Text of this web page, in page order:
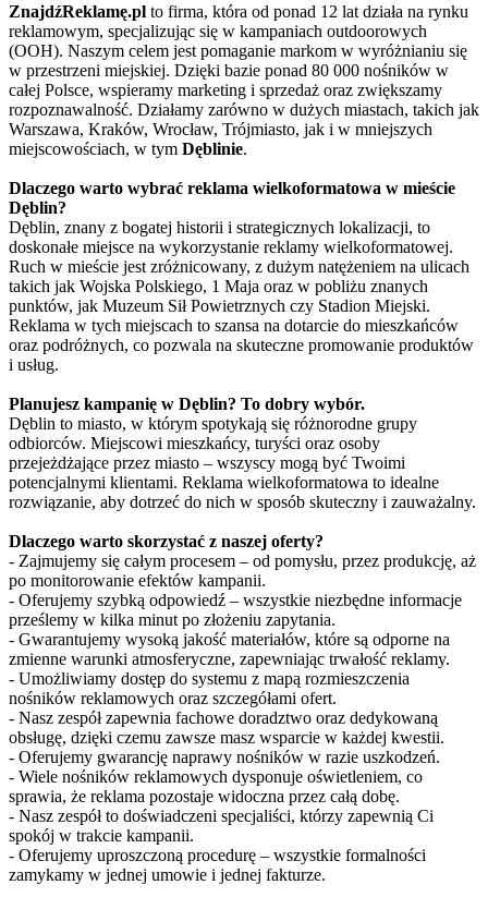
ZnajdźReklamę.pl to firma, która od ponad 12 lat działa na rynku
reklamowym, specjalizując się w kampaniach outdoorowych
(OOH). Naszym celem jest pomaganie markom w wyróżnianiu się
w przestrzeni miejskiej. Dzięki bazie ponad 80 000 nośników w
całej Polsce, wspieramy marketing i sprzedaż oraz zwiększamy
rozpoznawalność. Działamy zarówno w dużych miastach, takich jak
Warszawa, Kraków, Wrocław, Trójmiasto, jak i w mniejszych
miejscowościach, w tym Dęblinie.
Dlaczego warto wybrać reklama wielkoformatowa w mieście
Dęblin?
Dęblin, znany z bogatej historii i strategicznych lokalizacji, to
doskonałe miejsce na wykorzystanie reklamy wielkoformatowej.
Ruch w mieście jest zróżnicowany, z dużym natężeniem na ulicach
takich jak Wojska Polskiego, 1 Maja oraz w pobliżu znanych
punktów, jak Muzeum Sił Powietrznych czy Stadion Miejski.
Reklama w tych miejscach to szansa na dotarcie do mieszkańców
oraz podróżnych, co pozwala na skuteczne promowanie produktów
i usług.
Planujesz kampanię w Dęblin? To dobry wybór.
Dęblin to miasto, w którym spotykają się różnorodne grupy
odbiorców. Miejscowi mieszkańcy, turyści oraz osoby
przejeżdżające przez miasto – wszyscy mogą być Twoimi
potencjalnymi klientami. Reklama wielkoformatowa to idealne
rozwiązanie, aby dotrzeć do nich w sposób skuteczny i zauważalny.
Dlaczego warto skorzystać z naszej oferty?
- Zajmujemy się całym procesem – od pomysłu, przez produkcję, aż
po monitorowanie efektów kampanii.
- Oferujemy szybką odpowiedź – wszystkie niezbędne informacje
prześlemy w kilka minut po złożeniu zapytania.
- Gwarantujemy wysoką jakość materiałów, które są odporne na
zmienne warunki atmosferyczne, zapewniając trwałość reklamy.
- Umożliwiamy dostęp do systemu z mapą rozmieszczenia
nośników reklamowych oraz szczegółami ofert.
- Nasz zespół zapewnia fachowe doradztwo oraz dedykowaną
obsługę, dzięki czemu zawsze masz wsparcie w każdej kwestii.
- Oferujemy gwarancję naprawy nośników w razie uszkodzeń.
- Wiele nośników reklamowych dysponuje oświetleniem, co
sprawia, że reklama pozostaje widoczna przez całą dobę.
- Nasz zespół to doświadczeni specjaliści, którzy zapewnią Ci
spokój w trakcie kampanii.
- Oferujemy uproszczoną procedurę – wszystkie formalności
zamykamy w jednej umowie i jednej fakturze.